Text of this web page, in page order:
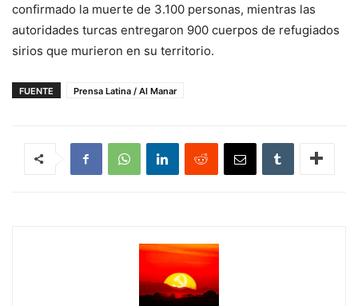
confirmado la muerte de 3.100 personas, mientras las
autoridades turcas entregaron 900 cuerpos de refugiados
sirios que murieron en su territorio.
FUENTE Prensa Latina / Al Manar